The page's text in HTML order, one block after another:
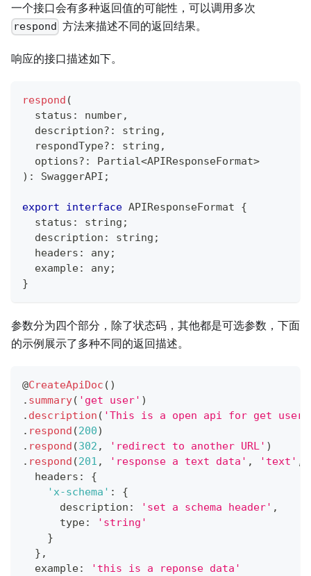
一个接口会有多种返回值的可能性，可以调用多次
respond 方法来描述不同的返回结果。
响应的接口描述如下。
respond (
  status
: number,
  description
? : string ,
  respondType
? : string ,
  options
? : Partial<APIResponseFormat>
) : SwaggerAPI ;
export interface APIResponseFormat
{
  status
: string ;
  description
: string ;
  headers
: any;
  example
: any;
}
参数分为四个部分，除了状态码，其他都是可选参数，下面
的示例展示了多种不同的返回描述。
@CreateApiDoc ( )
. summary( 'get user' )
. description ( 'This is a open api for get user'
. respond (200)
. respond (302 , 'redirect to another URL' )
. respond (201 , 'response a text data' , 'text' ,
  headers
:
{
'x-schema' :
{
      description
: 'set a schema header' ,
      type
:
'string'
}
} ,
  example
: 'this is a reponse data'